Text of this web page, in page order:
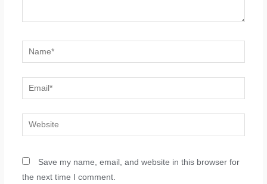
Name*
Email*
Website
Save my name, email, and website in this browser for
the next time I comment.